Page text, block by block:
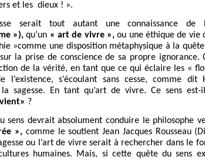
et les dieux ! ».
serait tout autant une connaissance de
»), qu’un « art de vivre », ou une éthique de vie
»comme une disposition métaphysique à la
la prise de conscience de sa propre ignorance.
de la vérité, en tant que ce qui éclaire les «
l’existence, s’écoulant sans cesse, comme
la sagesse. En tant qu’art de vivre. Ce sens
?
sens devrait absolument conduire le philosophe
», comme le soutient Jean Jacques Rousseau
ou l’art de vivre serait à rechercher dans le
humaines. Mais, si cette quête du sens